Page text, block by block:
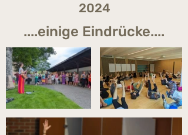
2024
....einige Eindrücke....